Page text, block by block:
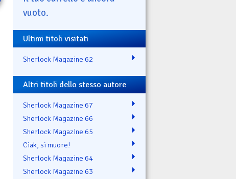
vuoto.
Ultimi titoli visitati
Sherlock Magazine 62
Altri titoli dello stesso autore
Sherlock Magazine 67
Sherlock Magazine 66
Sherlock Magazine 65
Ciak, si muore!
Sherlock Magazine 64
Sherlock Magazine 63